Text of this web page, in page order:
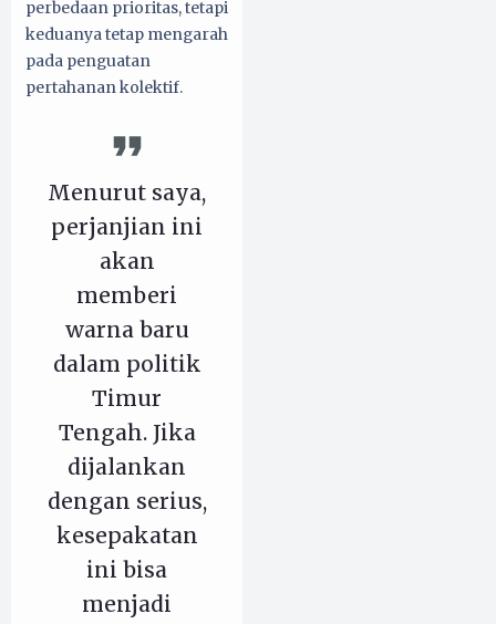
perbedaan prioritas, tetapi
keduanya tetap mengarah
pada penguatan
pertahanan kolektif.
Menurut saya,
perjanjian ini
akan
memberi
warna baru
dalam politik
Timur
Tengah. Jika
dijalankan
dengan serius,
kesepakatan
ini bisa
menjadi